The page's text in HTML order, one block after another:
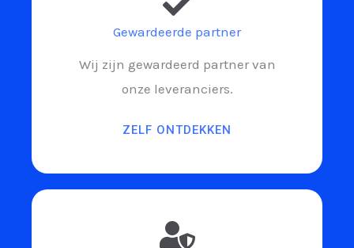
Gewardeerde partner
Wij zijn gewardeerd partner van
onze leveranciers.
ZELF ONTDEKKEN